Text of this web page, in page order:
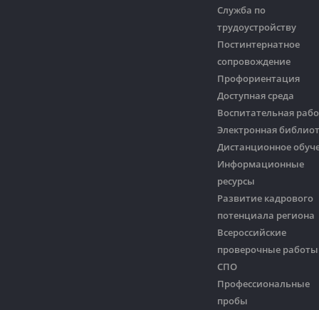
Служба по
трудоустройству
Постинтернатное
сопровождение
Профориентация
Доступная среда
Воспитательная
Электронная
Дистанционное
Информационные
ресурсы
Развитие кадрового
потенциала региона
Всероссийские
проверочные работы
СПО
Профессиональные
пробы